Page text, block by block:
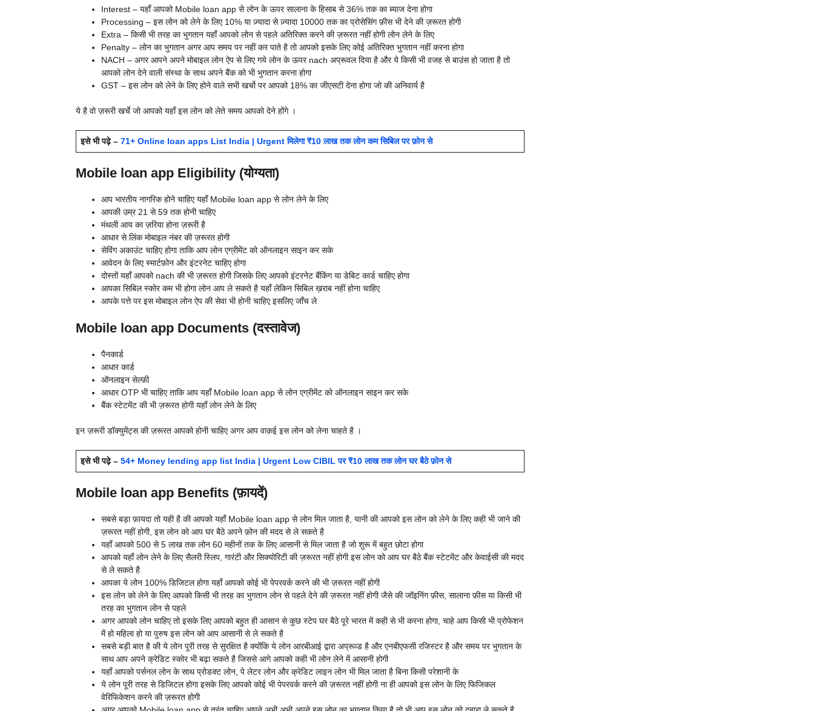
Interest – यहाँ आपको Mobile loan app से लोन के ऊपर सालाना के हिसाब से 36% तक का ब्याज देना होगा
Processing – इस लोन को लेने के लिए 10% या ज़्यादा से ज़्यादा 10000 तक का प्रोसेसिंग फ़ीस भी देने की ज़रूरत होगी
Extra – किसी भी तरह का भुगतान यहाँ आपको लोन से पहले अतिरिक्त करने की ज़रूरत नहीं होगी लोन लेने के लिए
Penalty – लोन का भुगतान अगर आप समय पर नहीं कर पाते है तो आपको इसके लिए कोई अतिरिक्त भुगतान नहीं करना होगा
NACH – अगर आपने अपने मोबाइल लोन ऐप से लिए गये लोन के ऊपर nach अप्रूवल दिया है और ये किसी भी वजह से बाउंस हो जाता है तो
आपको लोन देने वाली संस्था के साथ अपने बैंक को भी भुगतान करना होगा
GST – इस लोन को लेने के लिए होने वाले सभी खर्चो पर आपको 18% का जीएसटी देना होगा जो की अनिवार्य है
ये है वो ज़रूरी खर्चे जो आपको यहाँ इस लोन को लेते समय आपको देने होंगे ।
इसे भी पढ़े – 71+ Online loan apps List India | Urgent मिलेगा ₹10 लाख तक लोन कम सिबिल पर फ़ोन से
Mobile loan app Eligibility (योग्यता)
आप भारतीय नागरिक होने चाहिए यहाँ Mobile loan app से लोन लेने के लिए
आपकी उम्र 21 से 59 तक होनी चाहिए
मंथली आय का ज़रिया होना ज़रूरी है
आधार से लिंक मोबाइल नंबर की ज़रूरत होगी
सेविंग अकाउंट चाहिए होगा ताकि आप लोन एग्रीमेंट को ऑनलाइन साइन कर सके
आवेदन के लिए स्मार्टफ़ोन और इंटरनेट चाहिए होगा
दोस्तों यहाँ आपको nach की भी ज़रूरत होगी जिसके लिए आपको इंटरनेट बैंकिंग या डेबिट कार्ड चाहिए होगा
आपका सिबिल स्कोर कम भी होगा लोन आप ले सकते है यहाँ लेकिन सिबिल ख़राब नहीं होना चाहिए
आपके पत्ते पर इस मोबाइल लोन ऐप की सेवा भी होनी चाहिए इसलिए जाँच ले
Mobile loan app Documents (दस्तावेज)
पैनकार्ड
आधार कार्ड
ऑनलाइन सेल्फ़ी
आधार OTP भी चाहिए ताकि आप यहाँ Mobile loan app से लोन एग्रीमेंट को ऑनलाइन साइन कर सके
बैंक स्टेटमेंट की भी ज़रूरत होगी यहाँ लोन लेने के लिए
इन ज़रूरी डॉक्युमेंट्स की ज़रूरत आपको होनी चाहिए अगर आप वाक़ई इस लोन को लेना चाहते है ।
इसे भी पढ़े – 54+ Money lending app list India | Urgent Low CIBIL पर ₹10 लाख तक लोन घर बैठे फ़ोन से
Mobile loan app Benefits (फ़ायदें)
सबसे बड़ा फ़ायदा तो यही है की आपको यहाँ Mobile loan app से लोन मिल जाता है, यानी की आपको इस लोन को लेने के लिए कही भी जाने की
ज़रूरत नहीं होगी, इस लोन को आप घर बैठे अपने फ़ोन की मदद से ले सकते है
यहाँ आपको 500 से 5 लाख तक लोन 60 महीनों तक के लिए आसानी से मिल जाता है जो शुरू में बहुत छोटा होगा
आपको यहाँ लोन लेने के लिए सैलरी स्लिप, गारंटी और सिक्योरिटी की ज़रूरत नहीं होगी इस लोन को आप घर बैठे बैंक स्टेटमेंट और केवाईसी की मदद
से ले सकते है
आपका ये लोन 100% डिजिटल होगा यहाँ आपको कोई भी पेपरवर्क करने की भी ज़रूरत नहीं होगी
इस लोन को लेने के लिए आपको किसी भी तरह का भुगतान लोन से पहले देने की ज़रूरत नहीं होगी जैसे की जॉइनिंग फ़ीस, सालाना फ़ीस या किसी भी
तरह का भुगतान लोन से पहले
अगर आपको लोन चाहिए तो इसके लिए आपको बहुत ही आसान से कुछ स्टेप घर बैठे पूरे भारत में कही से भी करना होगा, चाहे आप किसी भी प्रोफेशन
में हो महिला हो या पुरुष इस लोन को आप आसानी से ले सकते है
सबसे बड़ी बात है की ये लोन पूरी तरह से सुरक्षित है क्योंकि ये लोन आरबीआई द्वारा अप्रूव्ड है और एनबीएफसी रजिस्टर है और समय पर भुगतान के
साथ आप अपने क्रेडिट स्कोर भी बढ़ा सकते है जिससे आगे आपको कही भी लोन लेने में आसानी होगी
यहाँ आपको पर्सनल लोन के साथ प्रोडक्ट लोन, पे लेटर लोन और क्रेडिट लाइन लोन भी मिल जाता है बिना किसी परेशानी के
ये लोन पूरी तरह से डिजिटल होगा इसके लिए आपको कोई भी पेपरवर्क करने की ज़रूरत नहीं होगी ना ही आपको इस लोन के लिए फिजिकल
वेरिफिकेशन करने की ज़रूरत होगी